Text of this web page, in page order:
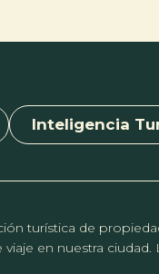
Inteligencia
turística de
en nuestra